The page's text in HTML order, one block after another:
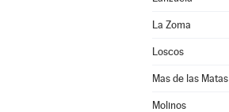
La Zoma
Loscos
Mas de las Matas
Molinos